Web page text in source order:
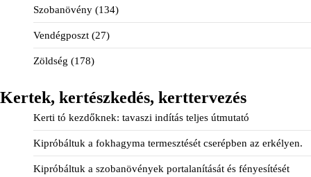
Szobanövény (134)
Vendégposzt (27)
Zöldség (178)
Kertek, kertészkedés, kerttervezés
Kerti tó kezdőknek: tavaszi indítás teljes útmutató
Kipróbáltuk a fokhagyma termesztését cserépben az erkélyen.
Kipróbáltuk a szobanövények portalanítását és fényesítését